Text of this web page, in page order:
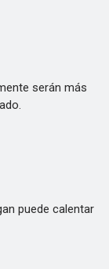
serán más
puede calentar